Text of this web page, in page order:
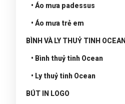
• Áo mưa padessus
• Áo mưa trẻ em
BÌNH VÀ LY THUỶ TINH OCEAN
• Bình thuỷ tinh Ocean
• Ly thuỷ tinh Ocean
BÚT IN LOGO